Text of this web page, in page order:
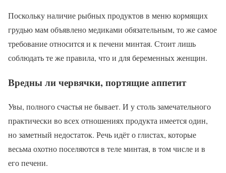
Поскольку наличие рыбных продуктов в меню кормящих
грудью мам объявлено медиками обязательным, то же самое
требование относится и к печени минтая. Стоит лишь
соблюдать те же правила, что и для беременных женщин.
Вредны ли червячки, портящие аппетит
Увы, полного счастья не бывает. И у столь замечательного
практически во всех отношениях продукта имеется один,
но заметный недостаток. Речь идёт о глистах, которые
весьма охотно поселяются в теле минтая, в том числе и в
его печени.